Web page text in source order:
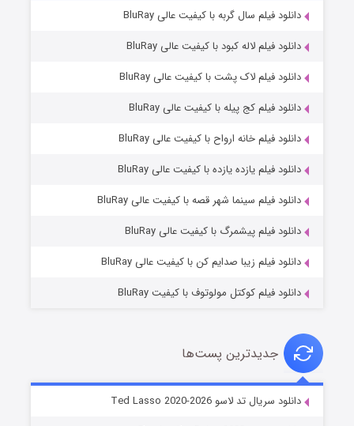
قسمت۷ (زیرنویس) منتشر شد
خاندان اژدها فصل ۳
دانلود فیلم سال گربه با کیفیت عالی BluRay
دانلود فیلم لاله کبود با کیفیت عالی BluRay
دانلود فیلم لاک پشت با کیفیت عالی BluRay
دانلود فیلم کج‌ پیله با کیفیت عالی BluRay
دانلود فیلم خانه ارواح با کیفیت عالی BluRay
دانلود فیلم یازده یازده با کیفیت عالی BluRay
دانلود فیلم سینما شهر قصه با کیفیت عالی BluRay
دانلود فیلم پیشمرگ با کیفیت عالی BluRay
دانلود فیلم زیبا صدایم کن با کیفیت عالی BluRay
دانلود فیلم کوکتل مولوتوف با کیفیت BluRay
جدیدترین پست‌ها
دانلود سریال تد لاسو Ted Lasso 2020-2026